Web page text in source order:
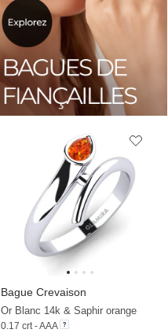
Bague Crevaison
Or Blanc 14k & Saphir orange
0.17 crt - AAA